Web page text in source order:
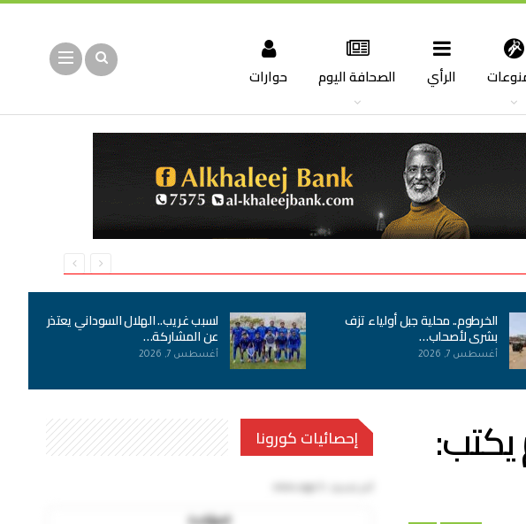
الرأي الصحافة اليوم حوارات
الخرطوم.. محلية جبل أولياء تزف
بشرى لأصحاب…
أغسطس 7, 2026
لسبب غريب.. الهلال السوداني يعتذر
عن المشاركة…
أغسطس 7, 2026
يكتب: إحصائيات كورونا